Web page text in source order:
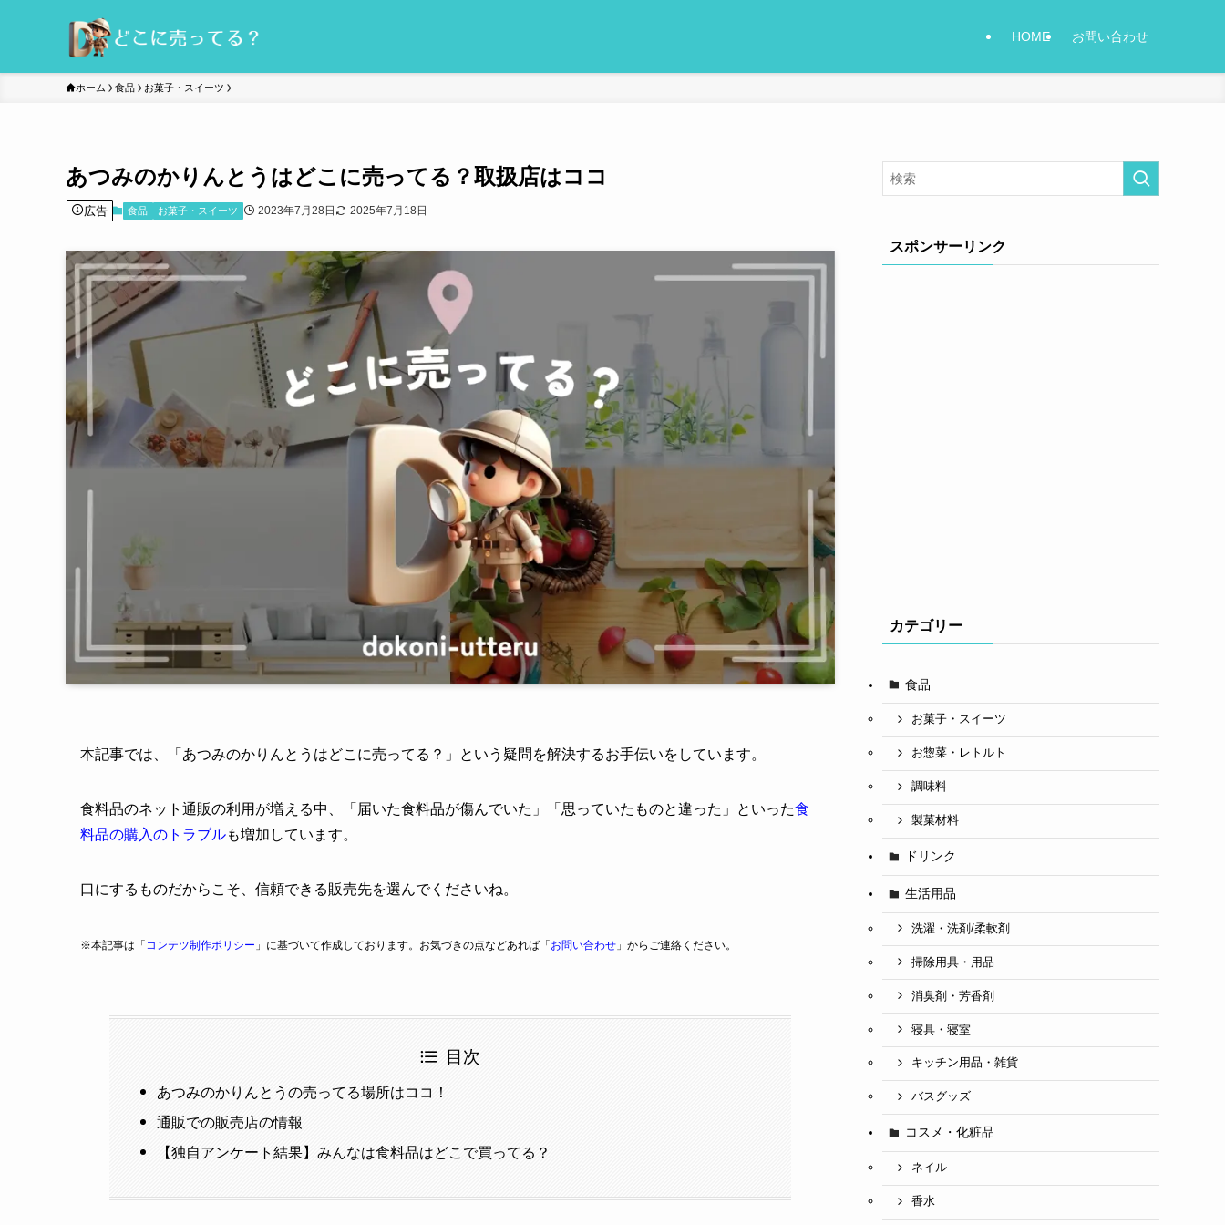
HOME お問い合わせ
ホーム 食品 お菓子・スイーツ
あつみのかりんとうはどこに売ってる？取扱店はココ
広告 食品 お菓子・スイーツ 2023年7月28日 2025年7月18日
本記事では、「あつみのかりんとうはどこに売ってる？」という疑問を解決するお手伝いをしています。
食料品のネット通販の利用が増える中、「届いた食料品が傷んでいた」「思っていたものと違った」といった食
料品の購入のトラブルも増加しています。
口にするものだからこそ、信頼できる販売先を選んでくださいね。
※本記事は「 コンテツ制作ポリシー 」に基づいて作成しております。お気づきの点などあれば「 お問い合わせ 」からご連絡ください。
目次
あつみのかりんとうの売ってる場所はココ！
通販での販売店の情報
【独自アンケート結果】みんなは食料品はどこで買ってる？
スポンサーリンク
カテゴリー
食品
お菓子・スイーツ
お惣菜・レトルト
調味料
製菓材料
ドリンク
生活用品
洗濯・洗剤/柔軟剤
掃除用具・用品
消臭剤・芳香剤
寝具・寝室
キッチン用品・雑貨
バスグッズ
コスメ・化粧品
ネイル
香水